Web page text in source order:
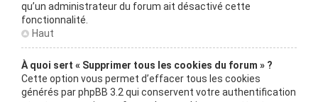
qu’un administrateur du forum ait désactivé cette
fonctionnalité.
Haut
À quoi sert « Supprimer tous les cookies du forum » ?
Cette option vous permet d’effacer tous les cookies
générés par phpBB 3.2 qui conservent votre authentification